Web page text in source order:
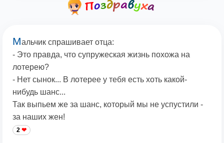
Мальчик спрашивает отца:
- Это правда, что супружеская жизнь похожа на
лотерею?
- Нет сынок... В лотерее у тебя есть хоть какой-
нибудь шанс...
Так выпьем же за шанс, который мы не успустили -
за наших жен!
2